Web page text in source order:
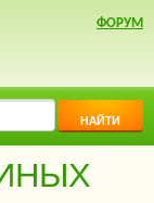
ФОРУМ
НАЙТИ